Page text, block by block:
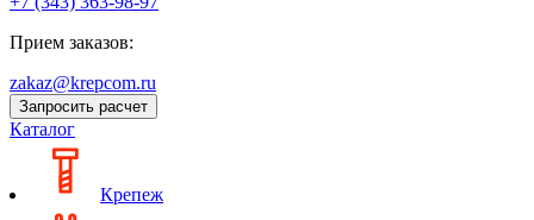
Прием заказов:
zakaz@krepcom.ru
Запросить расчет
Каталог
Крепеж